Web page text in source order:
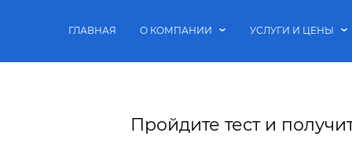
ГЛАВНАЯ О КОМПАНИИ УСЛУГИ И ЦЕНЫ
Пройдите тест и